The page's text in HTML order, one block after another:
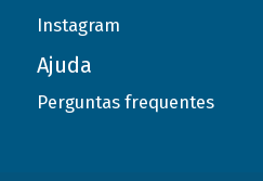
Instagram
Ajuda
Perguntas frequentes